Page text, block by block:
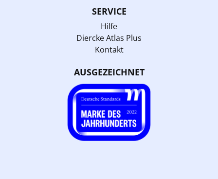
SERVICE
Hilfe
Diercke Atlas Plus
Kontakt
AUSGEZEICHNET